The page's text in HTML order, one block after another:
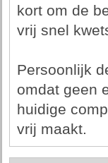
kort om de
vrij snel
Persoonlijk
omdat geen
huidige
vrij maakt.